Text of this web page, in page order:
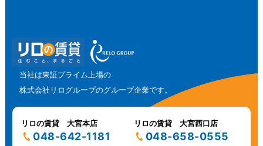
当社は東証プライム上場の
株式会社リログループのグループ企業です。
リロの賃貸 大宮本店
048-642-1181
リロの賃貸 大宮西口店
048-658-0555